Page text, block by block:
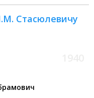
Стасюлевичу